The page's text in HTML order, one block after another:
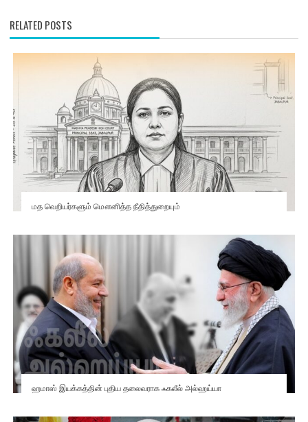
RELATED POSTS
மத வெறியர்களும் மௌனித்த நீதித்துறையும்
ஹமாஸ் இயக்கத்தின் புதிய தலைவராக ஃகலீல் அல்ஹய்யா